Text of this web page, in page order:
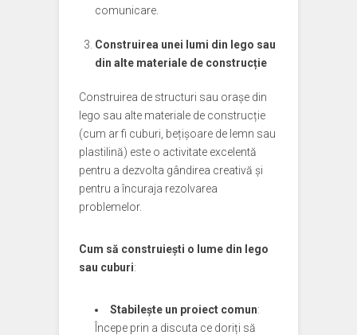
comunicare.
Construirea unei lumi din lego sau
din alte materiale de construcție
Construirea de structuri sau orașe din
lego sau alte materiale de construcție
(cum ar fi cuburi, bețișoare de lemn sau
plastilină) este o activitate excelentă
pentru a dezvolta gândirea creativă și
pentru a încuraja rezolvarea
problemelor.
Cum să construiești o lume din lego
sau cuburi:
Stabilește un proiect comun:
Începe prin a discuta ce doriți să